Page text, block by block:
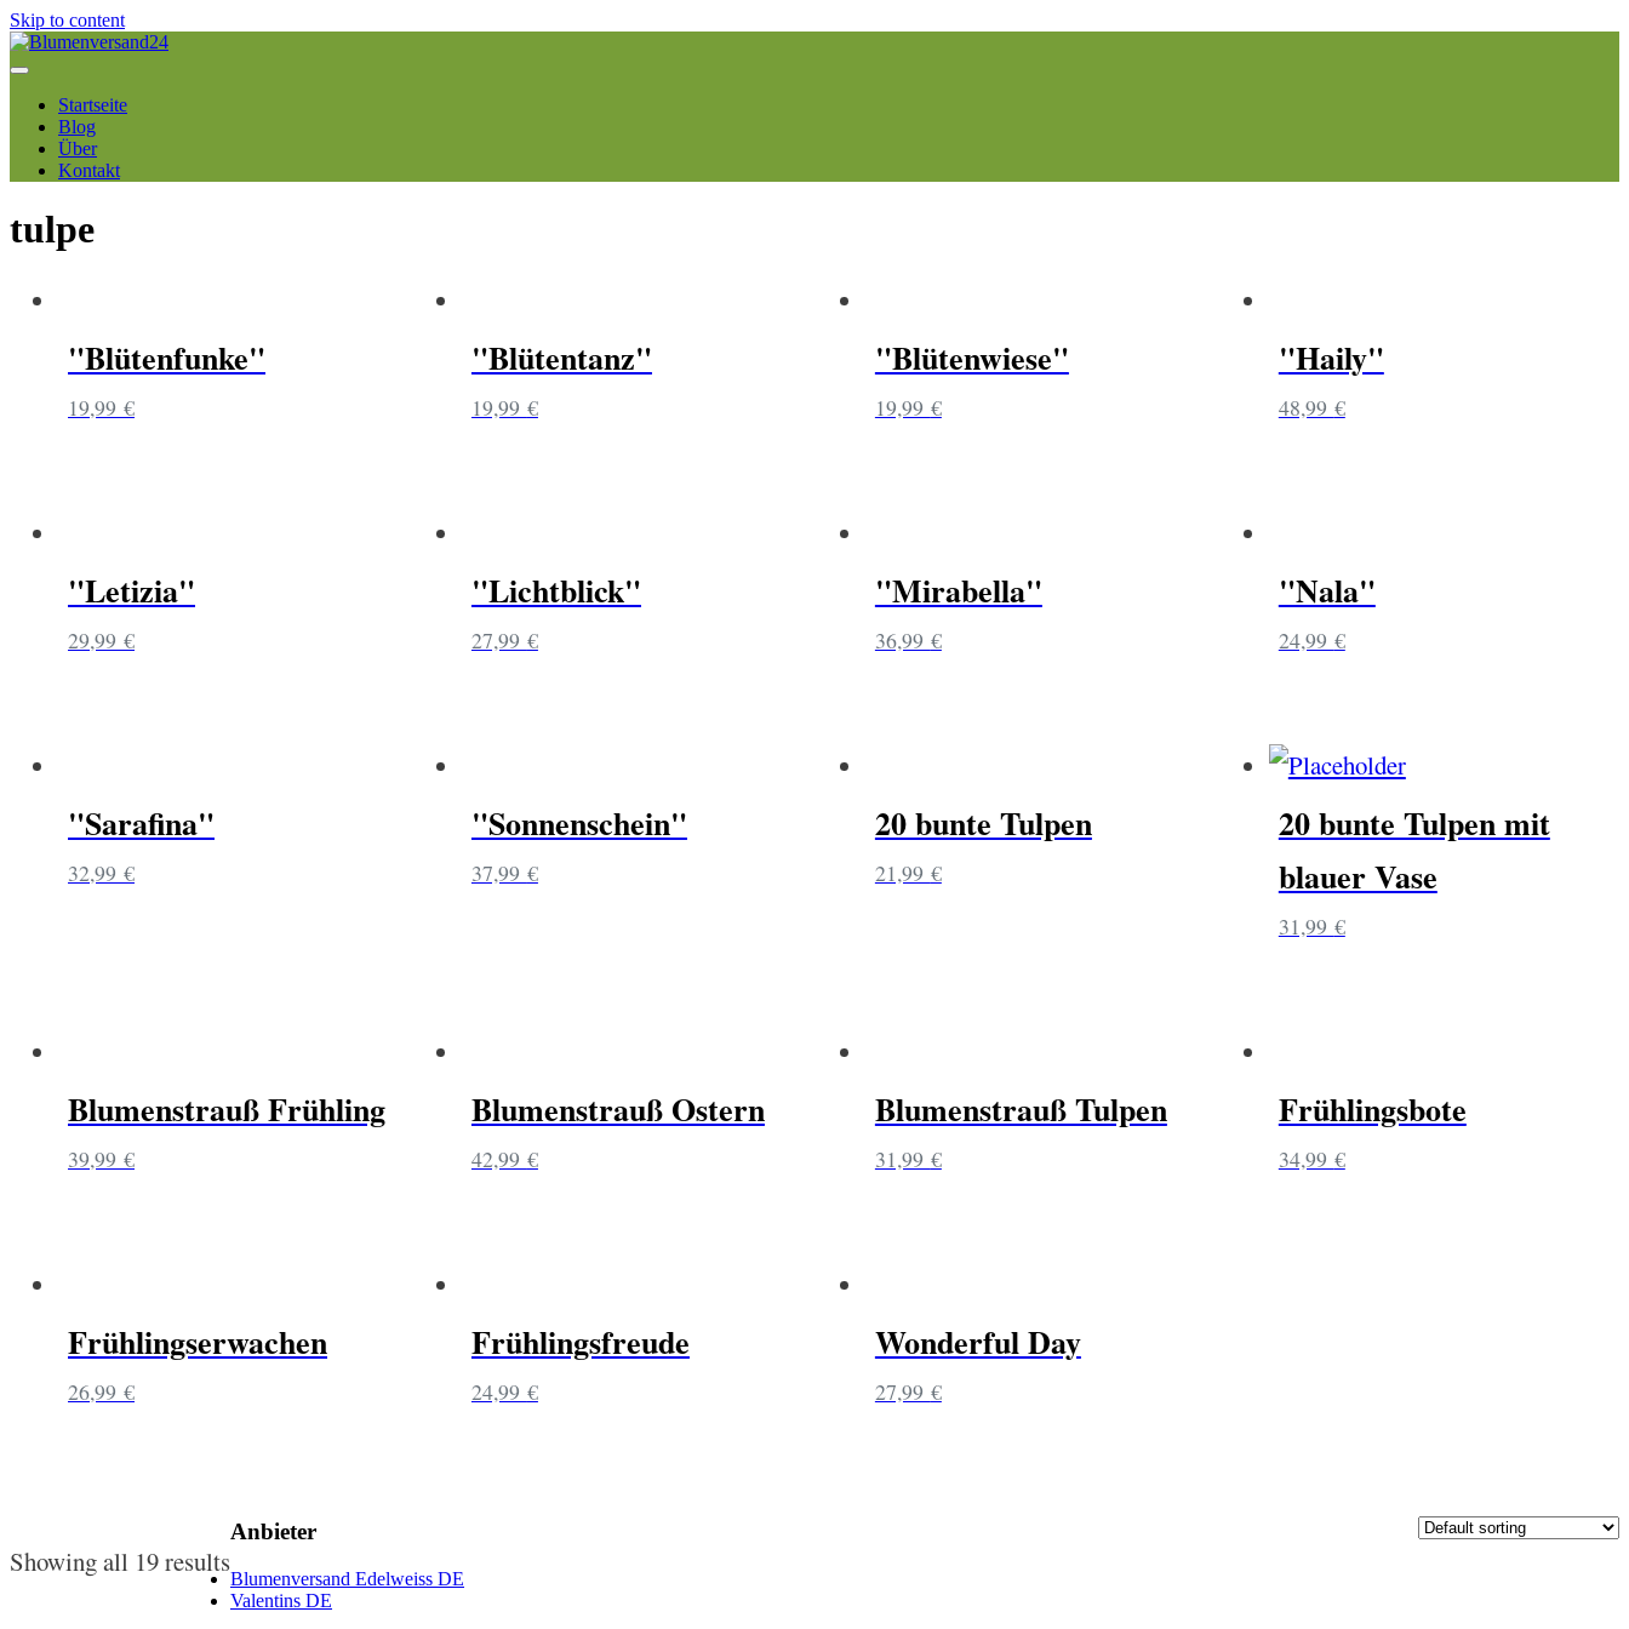
Skip to content
Startseite
Blog
Über
Kontakt
tulpe
"Blütenfunke"
19,99 €
"Blütentanz"
19,99 €
"Blütenwiese"
19,99 €
"Haily"
48,99 €
"Letizia"
29,99 €
"Lichtblick"
27,99 €
"Mirabella"
36,99 €
"Nala"
24,99 €
"Sarafina"
32,99 €
"Sonnenschein"
37,99 €
20 bunte Tulpen
21,99 €
20 bunte Tulpen mit
blauer Vase
31,99 €
Blumenstrauß Frühling
39,99 €
Blumenstrauß Ostern
42,99 €
Blumenstrauß Tulpen
31,99 €
Frühlingsbote
34,99 €
Frühlingserwachen
26,99 €
Frühlingsfreude
24,99 €
Wonderful Day
27,99 €
Showing all 19 results
Anbieter
Blumenversand Edelweiss DE
Valentins DE